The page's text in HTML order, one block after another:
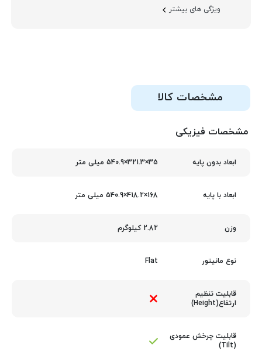
ویژگی های بیشتر
مشخصات کالا
مشخصات فیزیکی
ابعاد بدون پایه 35×321.3×540.9 میلی متر
ابعاد با پایه 168×418.2×540.9 میلی متر
وزن 2.82 کیلوگرم
نوع مانیتور Flat
قابلیت تنظیم
ارتفاع(Height)
قابلیت چرخش عمودی
(Tilt)